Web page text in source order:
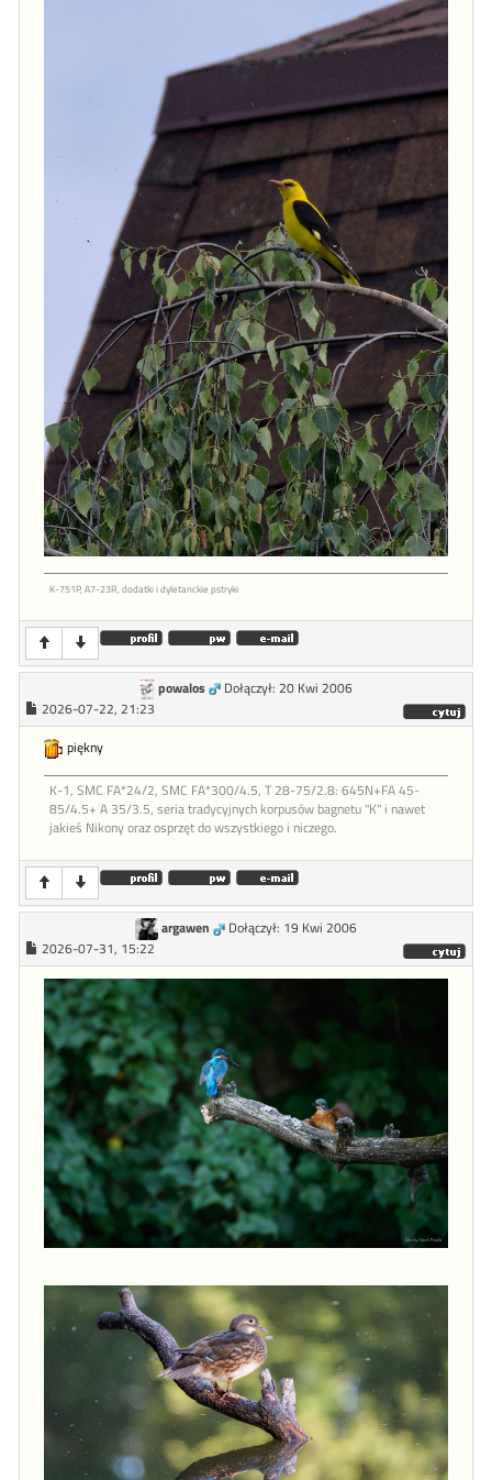
K-751P, A7-23R, dodatki i dyletanckie pstryki
powalos
Dołączył: 20 Kwi 2006
2026-07-22, 21:23
piękny
K-1, SMC FA*24/2, SMC FA*300/4.5, T 28-75/2.8: 645N+FA 45-
85/4.5+ A 35/3.5, seria tradycyjnych korpusów bagnetu "K" i nawet
jakieś Nikony oraz osprzęt do wszystkiego i niczego.
argawen
Dołączył: 19 Kwi 2006
2026-07-31, 15:22